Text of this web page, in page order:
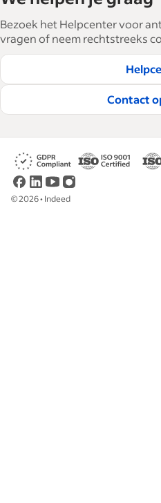
personeel. Met meer dan
talen bieden we tactisch
practices om bedrijven te
medewerkers te werven
Lees onze redactionele
Bezoek het Helpcenter voor
vragen of neem rechtstreeks
Contact
©2026• Indeed